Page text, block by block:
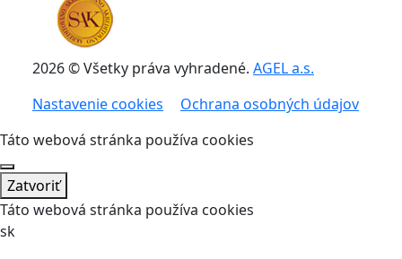
2026 © Všetky práva vyhradené. AGEL a.s.
Nastavenie cookies
Ochrana osobných údajov
Táto webová stránka používa cookies
Zatvoriť
Táto webová stránka používa cookies
sk